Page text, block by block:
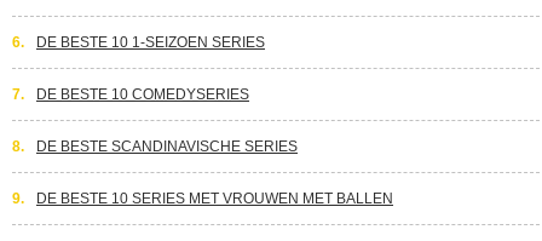
6. DE BESTE 10 1-SEIZOEN SERIES
7. DE BESTE 10 COMEDYSERIES
8. DE BESTE SCANDINAVISCHE SERIES
9. DE BESTE 10 SERIES MET VROUWEN MET BALLEN